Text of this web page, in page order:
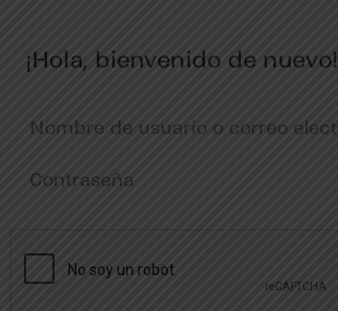
¡Hola, bienvenido de nuevo!